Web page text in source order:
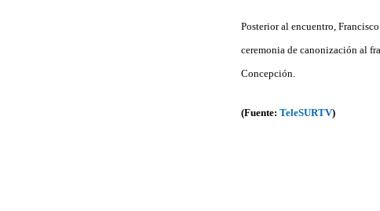
Posterior al encuentro,
ceremonia de canonización al
Concepción.
(Fuente: TeleSURTV)